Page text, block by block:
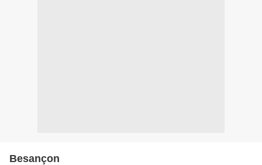
Besançon